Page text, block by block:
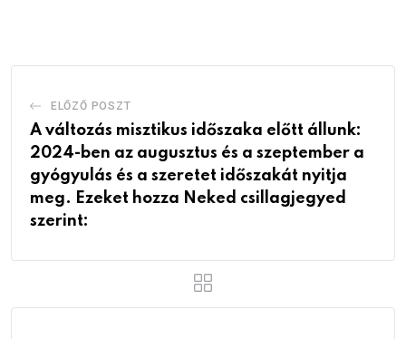
ELŐZŐ POSZT
A változás misztikus időszaka előtt állunk:
2024-ben az augusztus és a szeptember a
gyógyulás és a szeretet időszakát nyitja
meg. Ezeket hozza Neked csillagjegyed
szerint: